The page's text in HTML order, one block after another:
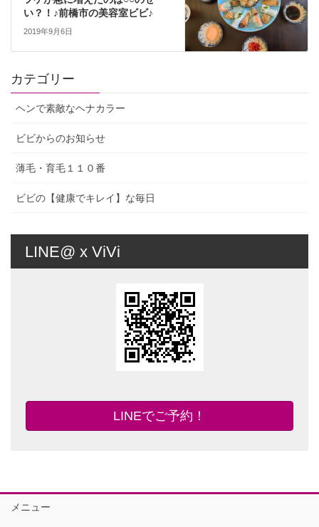
い？！♪前橋市の美容室ビビ♪
2019年9月6日
カテゴリー
ヘンで素敵なヘナカラー
ビビからのお知らせ
薄毛・育毛１１０番
ビビの【健康でキレイ】な毎日
LINE@ x ViVi
LINEでご予約！
メニュー